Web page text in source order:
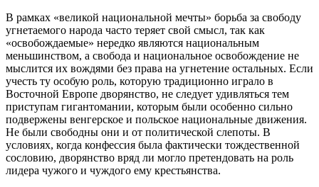
В рамках «великой национальной мечты» борьба за свободу
угнетаемого народа часто теряет свой смысл, так как
«освобождаемые» нередко являются национальным
меньшинством, а свобода и национальное освобождение не
мыслится их вождями без права на угнетение остальных. Если
учесть ту особую роль, которую традиционно играло в
Восточной Европе дворянство, не следует удивляться тем
приступам гигантомании, которым были особенно сильно
подвержены венгерское и польское национальные движения.
Не были свободны они и от политической слепоты. В
условиях, когда конфессия была фактически тождественной
сословию, дворянство вряд ли могло претендовать на роль
лидера чужого и чуждого ему крестьянства.